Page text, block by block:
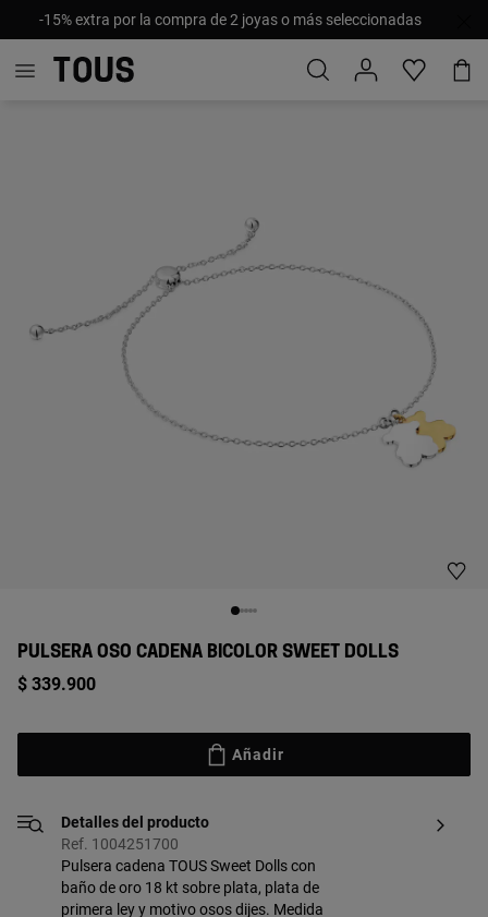
-15% extra por la compra de 2 joyas o más seleccionadas
PULSERA OSO CADENA BICOLOR SWEET DOLLS
$ 339.900
Añadir
Detalles del producto
Ref. 1004251700
Pulsera cadena TOUS Sweet Dolls con
baño de oro 18 kt sobre plata, plata de
primera ley y motivo osos dijes. Medida